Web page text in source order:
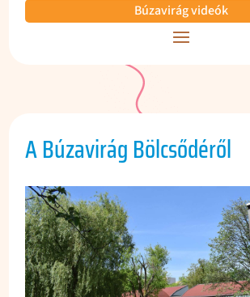
Búzavirág videók
A Búzavirág Bölcsődéről